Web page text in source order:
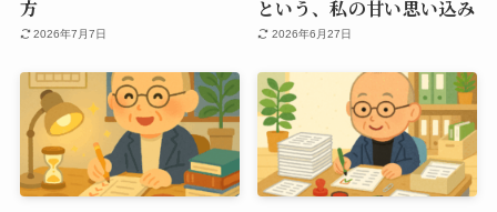
方
2026年7月7日
という、私の甘い思い込み
2026年6月27日